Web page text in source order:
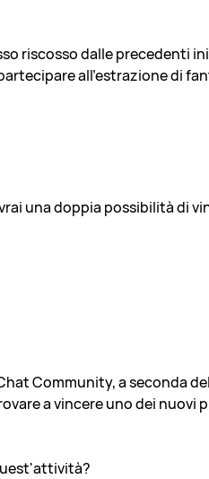
riscosso dalle precedenti
all’estrazione di
una doppia possibilità di
Community, a seconda
a vincere uno dei nuovi